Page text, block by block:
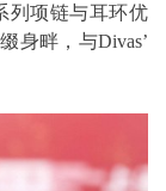
列项链与耳环优
身畔，与Divas’